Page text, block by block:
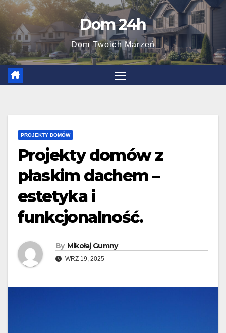
Skip
content
Dom 24h
Dom Twoich Marzeń
PROJEKTY DOMÓW
Projekty domów z
płaskim dachem –
estetyka i
funkcjonalność.
By Mikołaj Gumny
WRZ 19, 2025